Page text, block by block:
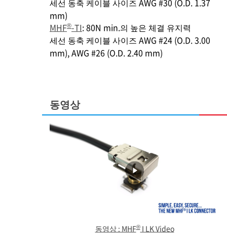
세선 동축 케이블 사이즈 AWG #30 (O.D. 1.37
mm)
MHF®-TI: 80N min.의 높은 체결 유지력
세선 동축 케이블 사이즈 AWG #24 (O.D. 3.00
mm), AWG #26 (O.D. 2.40 mm)
동영상
동영상 : MHF®I LK Video